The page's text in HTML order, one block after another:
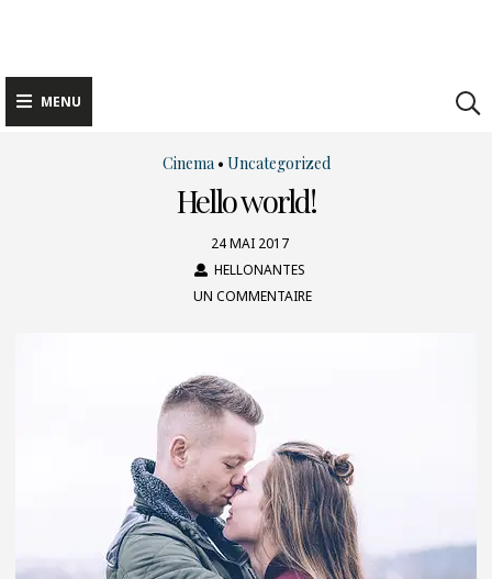
content
MENU
Cinema• Uncategorized
Hello world!
24 MAI 2017
HELLONANTES
UN COMMENTAIRE